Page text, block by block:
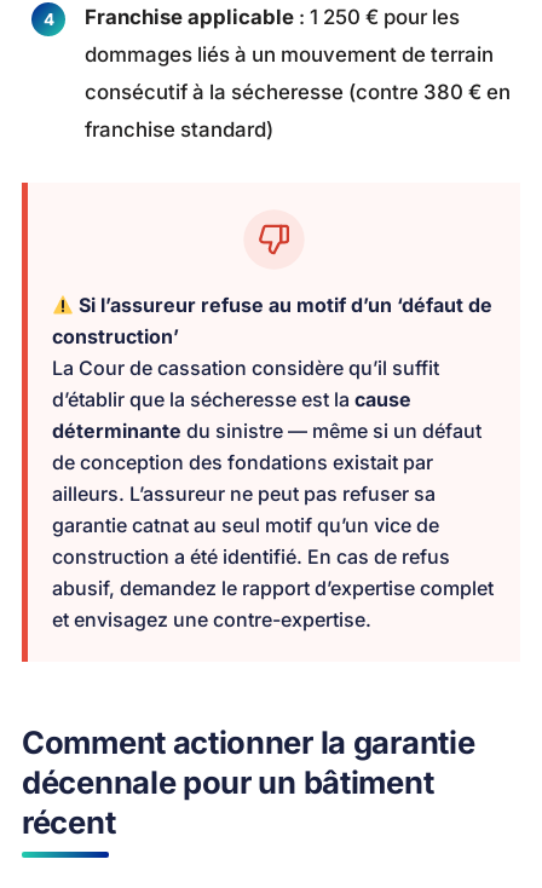
Franchise applicable : 1 250 € pour les
dommages liés à un mouvement de terrain
consécutif à la sécheresse (contre 380 € en
franchise standard)
Si l’assureur refuse au motif d’un ‘défaut de
construction’
La Cour de cassation considère qu’il suffit
d’établir que la sécheresse est la cause
déterminante du sinistre — même si un défaut
de conception des fondations existait par
ailleurs. L’assureur ne peut pas refuser sa
garantie catnat au seul motif qu’un vice de
construction a été identifié. En cas de refus
abusif, demandez le rapport d’expertise complet
et envisagez une contre-expertise.
Comment actionner la garantie
décennale pour un bâtiment
récent